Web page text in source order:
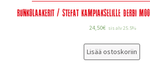
Runkolaakerit / stefat kampiakselille Derbi
24,50€ sis alv 25.5%
Lisää ostoskoriin